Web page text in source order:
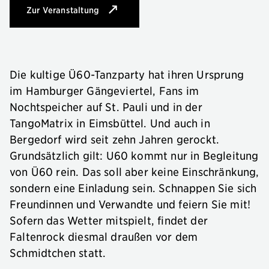
Zur Veranstaltung: Faltenrock – Open Air
Die kultige Ü60-Tanzparty hat ihren Ursprung
im Hamburger Gängeviertel, Fans im
Nochtspeicher auf St. Pauli und in der
TangoMatrix in Eimsbüttel. Und auch in
Bergedorf wird seit zehn Jahren gerockt.
Grundsätzlich gilt: U60 kommt nur in Begleitung
von Ü60 rein. Das soll aber keine Einschränkung,
sondern eine Einladung sein. Schnappen Sie sich
Freundinnen und Verwandte und feiern Sie mit!
Sofern das Wetter mitspielt, findet der
Faltenrock diesmal draußen vor dem
Schmidtchen statt.